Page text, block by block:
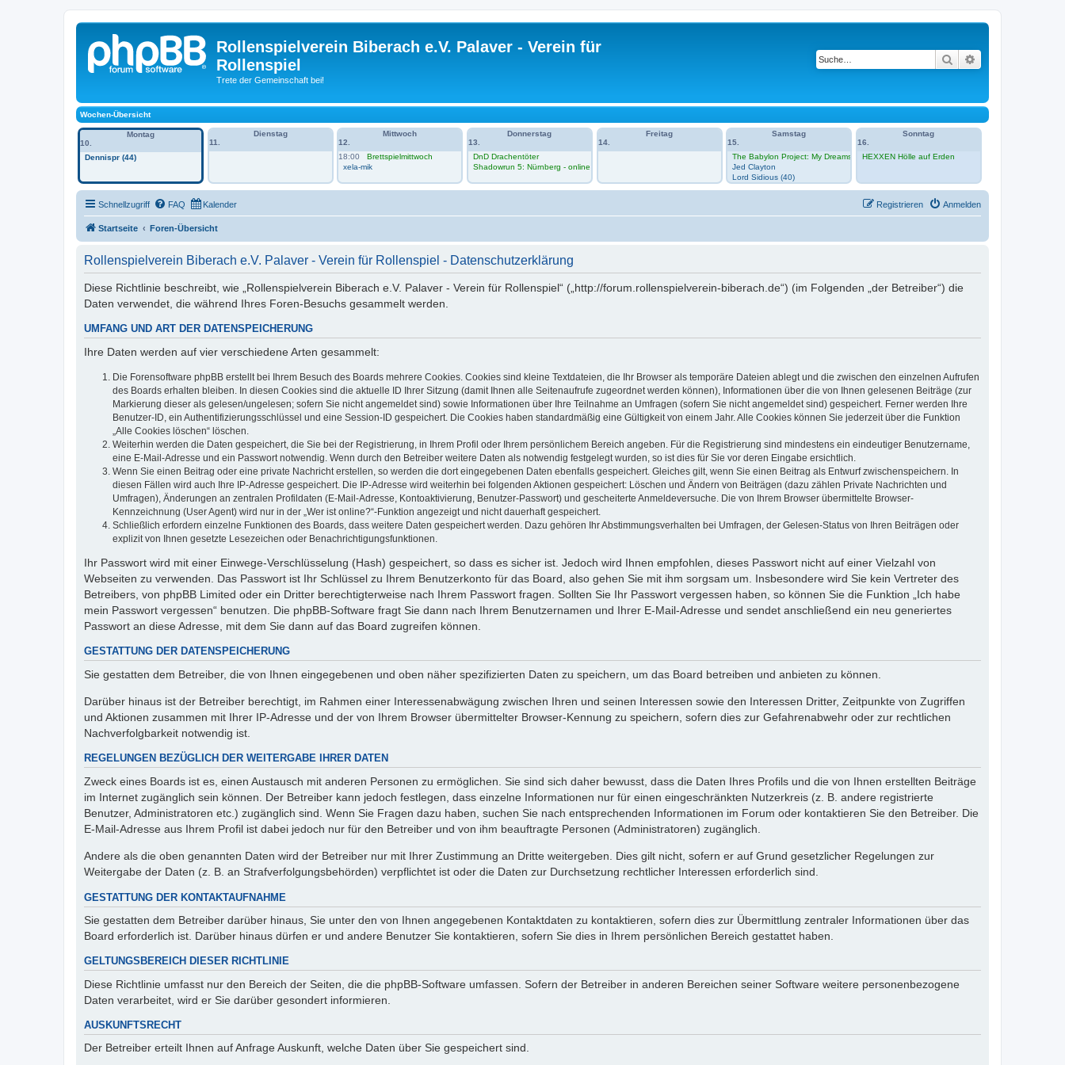
Rollenspielverein Biberach e.V. Palaver - Verein für
Rollenspiel
Trete der Gemeinschaft bei!
Suche
Wochen-Übersicht
Montag
10.
Dennispr (44)
Dienstag
11.
Mittwoch
12.
18:00
Brettspielmittwoch
xela-mik
Donnerstag
13.
DnD Drachentöter
Shadowrun 5: Nürnberg - online
Freitag
14.
Samstag
15.
The Babylon Project: My Dreams Under Your Feet
Jed Clayton
Lord Sidious (40)
Sonntag
16.
HEXXEN Hölle auf Erden
Schnellzugriff FAQ Kalender Anmelden
Registrieren
Startseite Foren-Übersicht
Rollenspielverein Biberach e.V. Palaver - Verein für Rollenspiel - Datenschutzerklärung
Diese Richtlinie beschreibt, wie „Rollenspielverein Biberach e.V. Palaver - Verein für Rollenspiel“ („http://forum.rollenspielverein-biberach.de“) (im Folgenden „der Betreiber“) die
Daten verwendet, die während Ihres Foren-Besuchs gesammelt werden.
UMFANG UND ART DER DATENSPEICHERUNG
Ihre Daten werden auf vier verschiedene Arten gesammelt:
Die Forensoftware phpBB erstellt bei Ihrem Besuch des Boards mehrere Cookies. Cookies sind kleine Textdateien, die Ihr Browser als temporäre Dateien ablegt und die zwischen den einzelnen Aufrufen
des Boards erhalten bleiben. In diesen Cookies sind die aktuelle ID Ihrer Sitzung (damit Ihnen alle Seitenaufrufe zugeordnet werden können), Informationen über die von Ihnen gelesenen Beiträge (zur
Markierung dieser als gelesen/ungelesen; sofern Sie nicht angemeldet sind) sowie Informationen über Ihre Teilnahme an Umfragen (sofern Sie nicht angemeldet sind) gespeichert. Ferner werden Ihre
Benutzer-ID, ein Authentifizierungsschlüssel und eine Session-ID gespeichert. Die Cookies haben standardmäßig eine Gültigkeit von einem Jahr. Alle Cookies können Sie jederzeit über die Funktion
„Alle Cookies löschen“ löschen.
Weiterhin werden die Daten gespeichert, die Sie bei der Registrierung, in Ihrem Profil oder Ihrem persönlichem Bereich angeben. Für die Registrierung sind mindestens ein eindeutiger Benutzername,
eine E-Mail-Adresse und ein Passwort notwendig. Wenn durch den Betreiber weitere Daten als notwendig festgelegt wurden, so ist dies für Sie vor deren Eingabe ersichtlich.
Wenn Sie einen Beitrag oder eine private Nachricht erstellen, so werden die dort eingegebenen Daten ebenfalls gespeichert. Gleiches gilt, wenn Sie einen Beitrag als Entwurf zwischenspeichern. In
diesen Fällen wird auch Ihre IP-Adresse gespeichert. Die IP-Adresse wird weiterhin bei folgenden Aktionen gespeichert: Löschen und Ändern von Beiträgen (dazu zählen Private Nachrichten und
Umfragen), Änderungen an zentralen Profildaten (E-Mail-Adresse, Kontoaktivierung, Benutzer-Passwort) und gescheiterte Anmeldeversuche. Die von Ihrem Browser übermittelte Browser-
Kennzeichnung (User Agent) wird nur in der „Wer ist online?“-Funktion angezeigt und nicht dauerhaft gespeichert.
Schließlich erfordern einzelne Funktionen des Boards, dass weitere Daten gespeichert werden. Dazu gehören Ihr Abstimmungsverhalten bei Umfragen, der Gelesen-Status von Ihren Beiträgen oder
explizit von Ihnen gesetzte Lesezeichen oder Benachrichtigungsfunktionen.
Ihr Passwort wird mit einer Einwege-Verschlüsselung (Hash) gespeichert, so dass es sicher ist. Jedoch wird Ihnen empfohlen, dieses Passwort nicht auf einer Vielzahl von
Webseiten zu verwenden. Das Passwort ist Ihr Schlüssel zu Ihrem Benutzerkonto für das Board, also gehen Sie mit ihm sorgsam um. Insbesondere wird Sie kein Vertreter des
Betreibers, von phpBB Limited oder ein Dritter berechtigterweise nach Ihrem Passwort fragen. Sollten Sie Ihr Passwort vergessen haben, so können Sie die Funktion „Ich habe
mein Passwort vergessen“ benutzen. Die phpBB-Software fragt Sie dann nach Ihrem Benutzernamen und Ihrer E-Mail-Adresse und sendet anschließend ein neu generiertes
Passwort an diese Adresse, mit dem Sie dann auf das Board zugreifen können.
GESTATTUNG DER DATENSPEICHERUNG
Sie gestatten dem Betreiber, die von Ihnen eingegebenen und oben näher spezifizierten Daten zu speichern, um das Board betreiben und anbieten zu können.
Darüber hinaus ist der Betreiber berechtigt, im Rahmen einer Interessenabwägung zwischen Ihren und seinen Interessen sowie den Interessen Dritter, Zeitpunkte von Zugriffen
und Aktionen zusammen mit Ihrer IP-Adresse und der von Ihrem Browser übermittelter Browser-Kennung zu speichern, sofern dies zur Gefahrenabwehr oder zur rechtlichen
Nachverfolgbarkeit notwendig ist.
REGELUNGEN BEZÜGLICH DER WEITERGABE IHRER DATEN
Zweck eines Boards ist es, einen Austausch mit anderen Personen zu ermöglichen. Sie sind sich daher bewusst, dass die Daten Ihres Profils und die von Ihnen erstellten Beiträge
im Internet zugänglich sein können. Der Betreiber kann jedoch festlegen, dass einzelne Informationen nur für einen eingeschränkten Nutzerkreis (z. B. andere registrierte
Benutzer, Administratoren etc.) zugänglich sind. Wenn Sie Fragen dazu haben, suchen Sie nach entsprechenden Informationen im Forum oder kontaktieren Sie den Betreiber. Die
E-Mail-Adresse aus Ihrem Profil ist dabei jedoch nur für den Betreiber und von ihm beauftragte Personen (Administratoren) zugänglich.
Andere als die oben genannten Daten wird der Betreiber nur mit Ihrer Zustimmung an Dritte weitergeben. Dies gilt nicht, sofern er auf Grund gesetzlicher Regelungen zur
Weitergabe der Daten (z. B. an Strafverfolgungsbehörden) verpflichtet ist oder die Daten zur Durchsetzung rechtlicher Interessen erforderlich sind.
GESTATTUNG DER KONTAKTAUFNAHME
Sie gestatten dem Betreiber darüber hinaus, Sie unter den von Ihnen angegebenen Kontaktdaten zu kontaktieren, sofern dies zur Übermittlung zentraler Informationen über das
Board erforderlich ist. Darüber hinaus dürfen er und andere Benutzer Sie kontaktieren, sofern Sie dies in Ihrem persönlichen Bereich gestattet haben.
GELTUNGSBEREICH DIESER RICHTLINIE
Diese Richtlinie umfasst nur den Bereich der Seiten, die die phpBB-Software umfassen. Sofern der Betreiber in anderen Bereichen seiner Software weitere personenbezogene
Daten verarbeitet, wird er Sie darüber gesondert informieren.
AUSKUNFTSRECHT
Der Betreiber erteilt Ihnen auf Anfrage Auskunft, welche Daten über Sie gespeichert sind.